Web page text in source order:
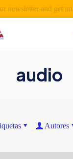
newsletter and get
audio
Autores